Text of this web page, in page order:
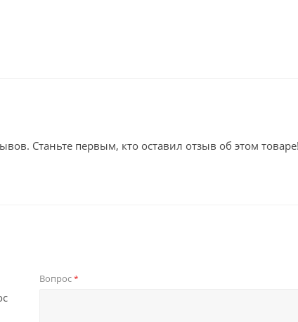
Станьте первым, кто оставил отзыв об этом товаре!
Вопрос*